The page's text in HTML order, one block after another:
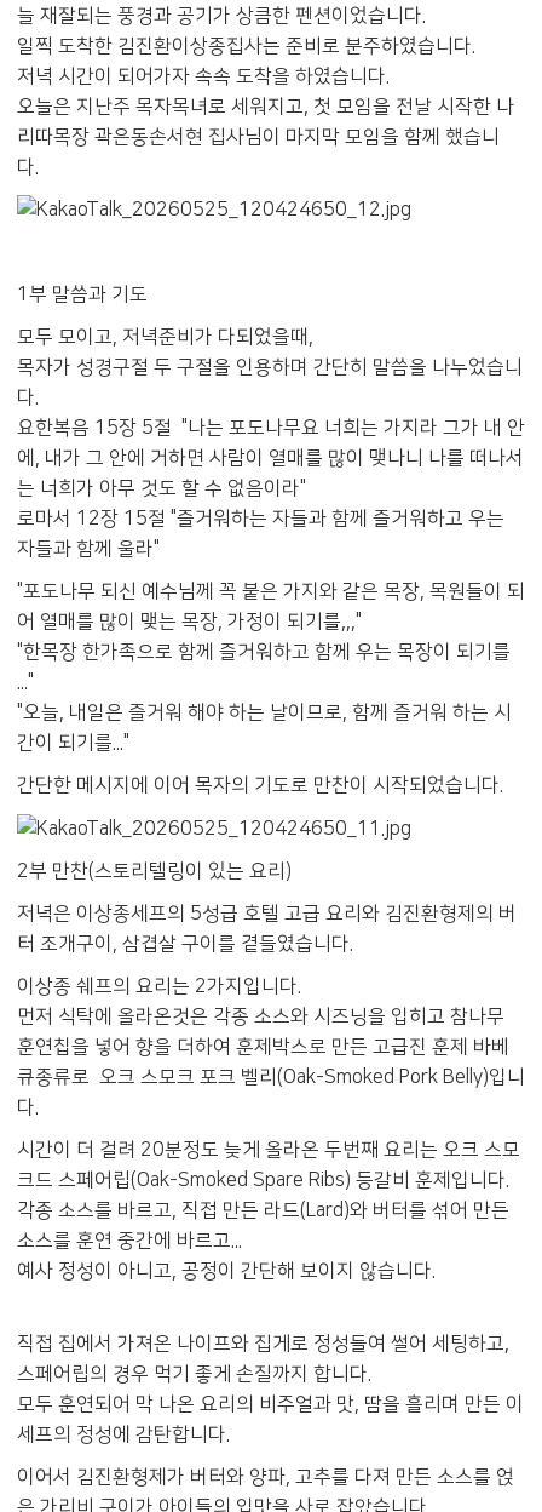
늘 재잘되는 풍경과 공기가 상큼한 펜션이었습니다.
일찍 도착한 김진환이상종집사는 준비로 분주하였습니다.
저녁 시간이 되어가자 속속 도착을 하였습니다.
오늘은 지난주 목자목녀로 세워지고, 첫 모임을 전날 시작한 나
리따목장 곽은동손서현 집사님이 마지막 모임을 함께 했습니
다.
1부 말씀과 기도
모두 모이고, 저녁준비가 다되었을때,
목자가 성경구절 두 구절을 인용하며 간단히 말씀을 나누었습니
다.
요한복음 15장 5절 "나는 포도나무요 너희는 가지라 그가 내 안
에, 내가 그 안에 거하면 사람이 열매를 많이 맺나니 나를 떠나서
는 너희가 아무 것도 할 수 없음이라"
로마서 12장 15절 "즐거워하는 자들과 함께 즐거워하고 우는
자들과 함께 울라"
"포도나무 되신 예수님께 꼭 붙은 가지와 같은 목장, 목원들이 되
어 열매를 많이 맺는 목장, 가정이 되기를,,,"
"한목장 한가족으로 함께 즐거워하고 함께 우는 목장이 되기를
..."
"오늘, 내일은 즐거워 해야 하는 날이므로, 함께 즐거워 하는 시
간이 되기를..."
간단한 메시지에 이어 목자의 기도로 만찬이 시작되었습니다.
2부 만찬(스토리텔링이 있는 요리)
저녁은 이상종세프의 5성급 호텔 고급 요리와 김진환형제의 버
터 조개구이, 삼겹살 구이를 곁들였습니다.
이상종 쉐프의 요리는 2가지입니다.
먼저 식탁에 올라온것은 각종 소스와 시즈닝을 입히고 참나무
훈연칩을 넣어 향을 더하여 훈제박스로 만든 고급진 훈제 바베
큐종류로 오크 스모크 포크 벨리(Oak-Smoked Pork Belly)입니
다.
시간이 더 걸려 20분정도 늦게 올라온 두번째 요리는 오크 스모
크드 스페어립(Oak-Smoked Spare Ribs) 등갈비 훈제입니다.
각종 소스를 바르고, 직접 만든 라드(Lard)와 버터를 섞어 만든
소스를 훈연 중간에 바르고...
예사 정성이 아니고, 공정이 간단해 보이지 않습니다.
직접 집에서 가져온 나이프와 집게로 정성들여 썰어 세팅하고,
스페어립의 경우 먹기 좋게 손질까지 합니다.
모두 훈연되어 막 나온 요리의 비주얼과 맛, 땀을 흘리며 만든 이
세프의 정성에 감탄합니다.
이어서 김진환형제가 버터와 양파, 고추를 다져 만든 소스를 얹
은 가리비 구이가 아이들의 입맛을 사로 잡았습니다.